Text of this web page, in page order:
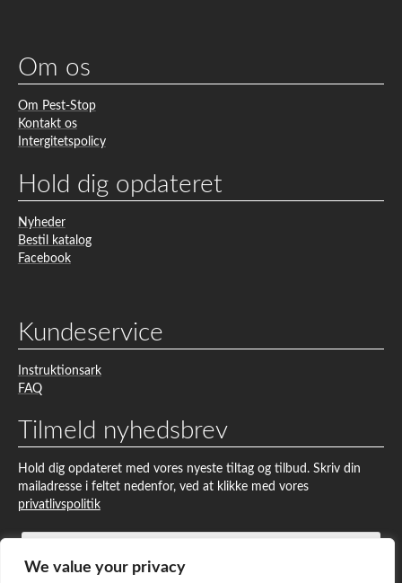
We value your privacy
Om os
Om Pest-Stop
Kontakt os
Intergitetspolicy
Hold dig opdateret
Nyheder
Bestil katalog
Facebook
Kundeservice
Instruktionsark
FAQ
Tilmeld nyhedsbrev
Hold dig opdateret med vores nyeste tiltag og tilbud. Skriv din
mailadresse i feltet nedenfor, ved at klikke med vores
privatlivspolitik